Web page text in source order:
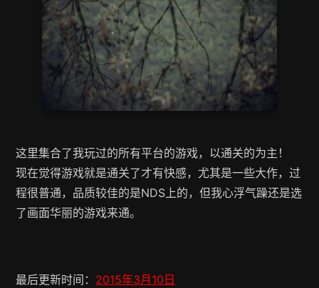
这里集合了我玩过的所有平台的游戏，以通关的为主！
现在觉得游戏就是通关了才有快感，尤其是一些大作，过
程很普通，品质较佳的是NDS上的，但我心浮气躁还是选
了画面华丽的游戏来通。
最后更新时间： 2015年3月10日